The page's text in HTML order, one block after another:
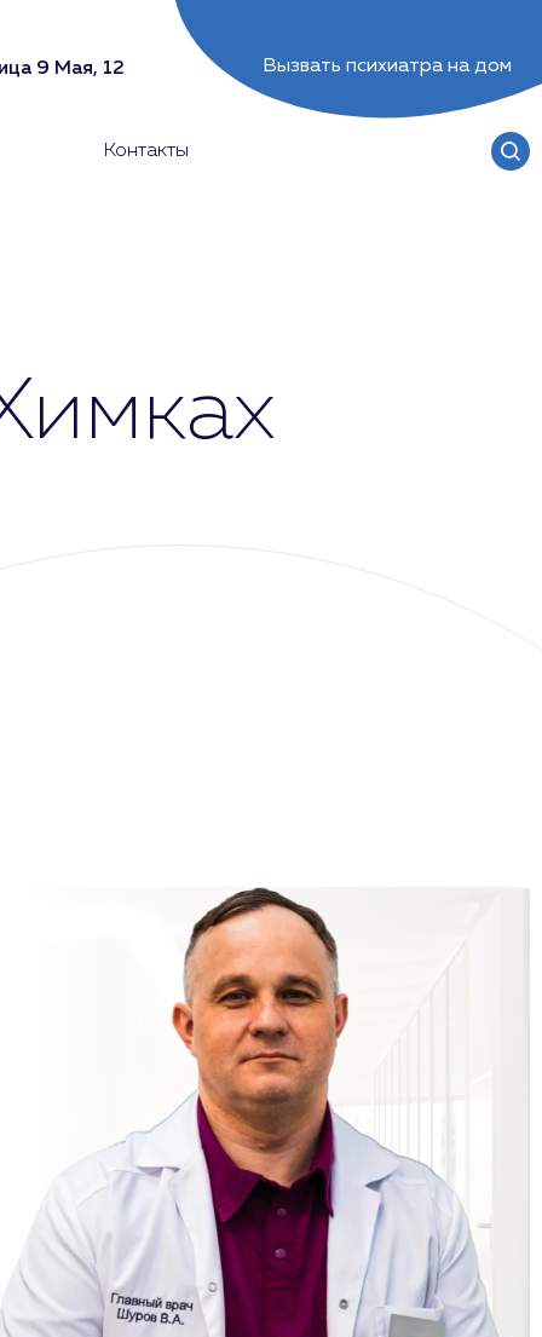
9 Мая, 12 Вызвать психиатра на дом
Контакты